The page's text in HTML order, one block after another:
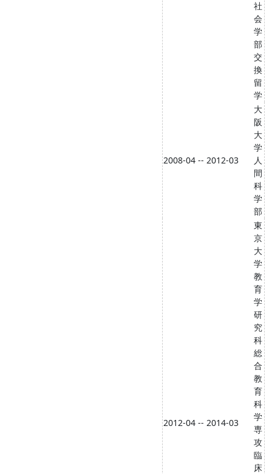
社
会
学
部
交
換
留
学
2008-04 -- 2012-03
大
阪
大
学
人
間
科
学
部
2012-04 -- 2014-03
東
京
大
学
教
育
学
研
究
科
総
合
教
育
科
学
専
攻
臨
床